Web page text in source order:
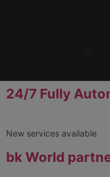
24/7 Fully
New services available
bk World